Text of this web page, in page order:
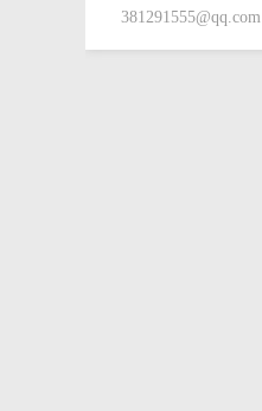
381291555@qq.com